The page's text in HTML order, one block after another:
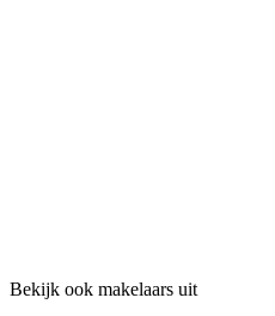
Bekijk ook makelaars uit